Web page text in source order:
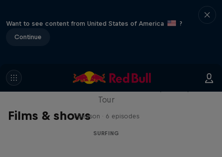
Want to see content from United States of America
?
Continue
Films & shows
WSL Replay
Tour
1 Season · 6 episodes
SURFING